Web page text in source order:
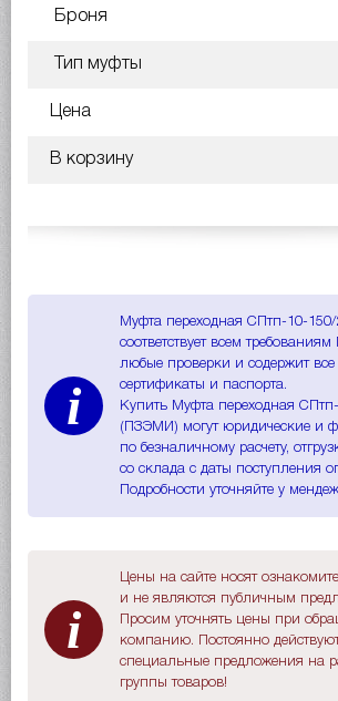
Броня
Тип муфты
Цена
В корзину
i
Муфта переходная СПтп-10-
соответствует всем
любые проверки и содержит
сертификаты и паспорта.
Купить Муфта переходная
(ПЗЭМИ) могут юридические и
по безналичному расчету,
со склада с даты поступления
Подробности уточняйте у
i
Цены на сайте носят
и не являются публичным
Просим уточнять цены при
компанию. Постоянно
специальные предложения на
группы товаров!